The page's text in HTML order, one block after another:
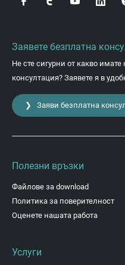
Заявете безплатна
Не сте сигурни от какво
консултация? Заявете я в
❯ Заяви безплатна
Полезни връзки
Файлове за download
Политика за поверителност
Оценете нашата работа
Услуги